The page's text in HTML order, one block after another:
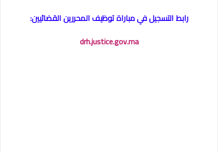
رابط التسجيل في مباراة توظيف المحررين القضائيين:
drh.justice.gov.ma